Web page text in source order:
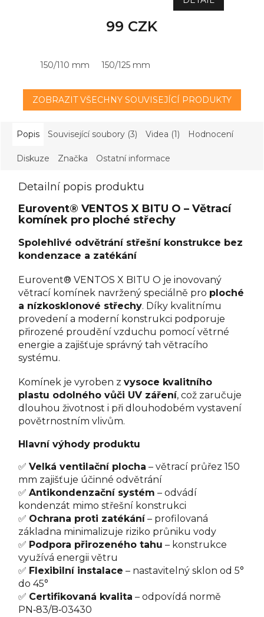
99 CZK
150/110 mm 150/125 mm
ZOBRAZIT VŠECHNY SOUVISEJÍCÍ PRODUKTY
Popis Související soubory (3) Videa (1) Hodnocení
Diskuze Značka Ostatní informace
Detailní popis produktu
Eurovent® VENTOS X BITU O – Větrací
komínek pro ploché střechy
Spolehlivé odvětrání střešní konstrukce bez
kondenzace a zatékání
Eurovent® VENTOS X BITU O je inovovaný
větrací komínek navržený speciálně pro ploché
a nízkosklonové střechy. Díky kvalitnímu
provedení a moderní konstrukci podporuje
přirozené proudění vzduchu pomocí větrné
energie a zajišťuje správný tah větracího
systému.
Komínek je vyroben z vysoce kvalitního
plastu odolného vůči UV záření, což zaručuje
dlouhou životnost i při dlouhodobém vystavení
povětrnostním vlivům.
Hlavní výhody produktu
✅ Velká ventilační plocha – větrací průřez 150
mm zajišťuje účinné odvětrání
✅ Antikondenzační systém – odvádí
kondenzát mimo střešní konstrukci
✅ Ochrana proti zatékání – profilovaná
základna minimalizuje riziko průniku vody
✅ Podpora přirozeného tahu – konstrukce
využívá energii větru
✅ Flexibilní instalace – nastavitelný sklon od 5°
do 45°
✅ Certifikovaná kvalita – odpovídá normě
PN‑83/B‑03430